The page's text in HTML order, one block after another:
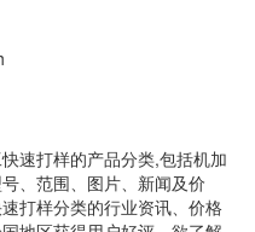
速打样的产品分类,包括机加
、范围、图片、新闻及价
打样分类的行业资讯、价格